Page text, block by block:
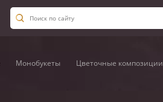
Монобукеты Цветочные композиции